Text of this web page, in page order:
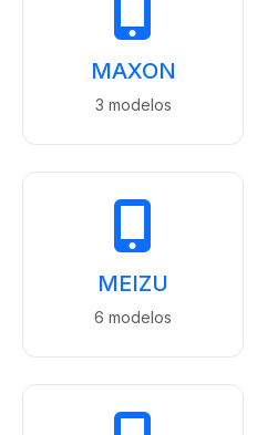
MAXON
3 modelos
MEIZU
6 modelos